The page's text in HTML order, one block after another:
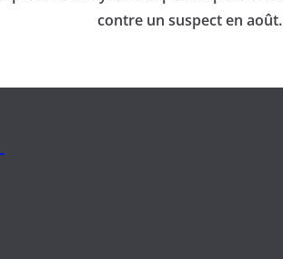
contre un suspect en août.